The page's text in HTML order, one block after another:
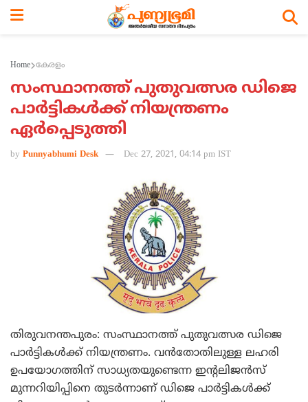
Home കേരളം
സംസ്ഥാനത്ത് പുതുവത്സര ഡിജെ
പാര്‍ട്ടികള്‍ക്ക് നിയന്ത്രണം
ഏര്‍പ്പെടുത്തി
by Punnyabhumi Desk Dec 27, 2021, 04:14 pm IST
തിരുവനന്തപുരം: സംസ്ഥാനത്ത് പുതുവത്സര ഡിജെ
പാര്‍ട്ടികള്‍ക്ക് നിയന്ത്രണം. വന്‍തോതിലുള്ള ലഹരി
ഉപയോഗത്തിന് സാധ്യതയുണ്ടെന്ന ഇന്റലിജന്‍സ്
മുന്നറിയിപ്പിനെ തുടര്‍ന്നാണ് ഡിജെ പാര്‍ട്ടികള്‍ക്ക്